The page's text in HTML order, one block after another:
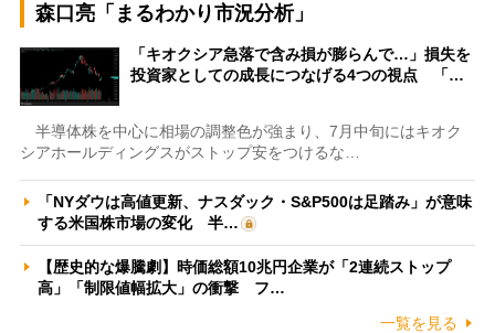
森口亮「まるわかり市況分析」
「キオクシア急落で含み損が膨らんで…」損失を
投資家としての成長につなげる4つの視点 「…
半導体株を中心に相場の調整色が強まり、7月中旬にはキオク
シアホールディングスがストップ安をつけるな…
「NYダウは高値更新、ナスダック・S&P500は足踏み」が意味
する米国株市場の変化 半…
【歴史的な爆騰劇】時価総額10兆円企業が「2連続ストップ
高」「制限値幅拡大」の衝撃 フ…
一覧を見る